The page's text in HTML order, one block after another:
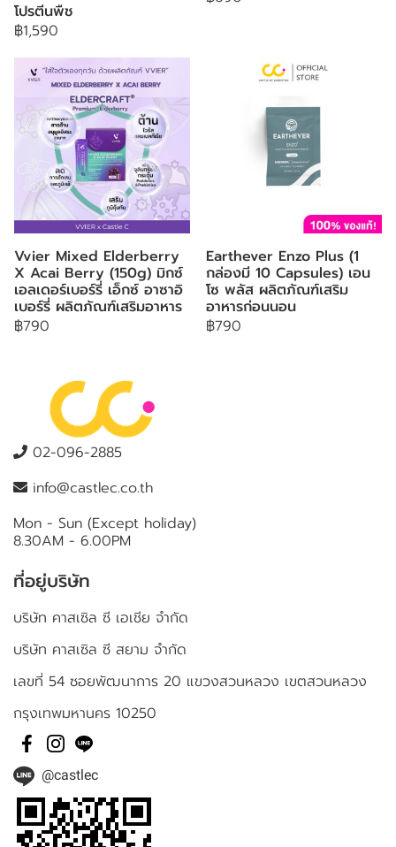
โปรตีนพืช
฿1,590
Vvier Mixed Elderberry
X Acai Berry (150g) มิกซ์
เอลเดอร์เบอร์รี่ เอ็กซ์ อาซาอิ
เบอร์รี่ ผลิตภัณฑ์เสริมอาหาร
฿790
Earthever Enzo Plus (1
กล่องมี 10 Capsules) เอน
โซ พลัส ผลิตภัณฑ์เสริม
อาหารก่อนนอน
฿790
02-096-2885
info@castlec.co.th
Mon - Sun (Except holiday)
8.30AM - 6.00PM
ที่อยู่บริษัท
บริษัท คาสเซิล ซี เอเชีย จำกัด
บริษัท คาสเซิล ซี สยาม จำกัด
เลขที่ 54 ซอยพัฒนาการ 20 แขวงสวนหลวง เขตสวนหลวง
กรุงเทพมหานคร 10250
@castlec